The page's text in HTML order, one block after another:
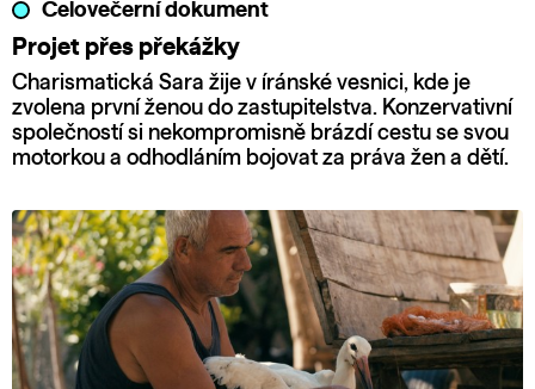
Celovečerní dokument
Projet přes překážky
Charismatická Sara žije v íránské vesnici, kde je
zvolena první ženou do zastupitelstva. Konzervativní
společností si nekompromisně brázdí cestu se svou
motorkou a odhodláním bojovat za práva žen a dětí.